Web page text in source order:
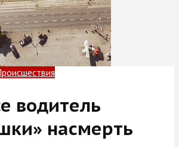
водитель
насмерть